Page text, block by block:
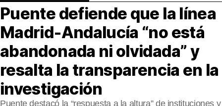
NACIONAL
COMUNIDADES
ElConstitucional TV
MásQueTele
ElConstitucional +
Puente defiende que la línea
Madrid‑Andalucía “no está
abandonada ni olvidada” y
resalta la transparencia en la
investigación
Puente destacó la “respuesta a la altura” de instituciones y